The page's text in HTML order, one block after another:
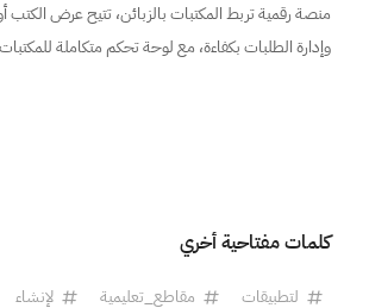
منصة رقمية تربط المكتبات بالزبائن، تتيح عرض الكتب
وإدارة الطلبات بكفاءة، مع لوحة تحكم متكاملة للمكتبات
كلمات مفتاحية أخري
لتطبيقات مقاطع_تعليمية لإنشاء